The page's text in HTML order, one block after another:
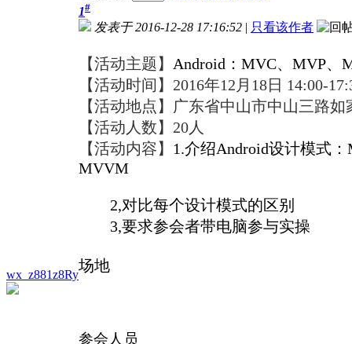
wx_z881z8Ry
1#
发表于 2016-12-28 17:16:52 | 只看该作者
【活动主题】 Android：MVC、MVP、
【活动时间】 2016年12 月 18日 14:00-
【活动地点】广东省中山市中山三路
【活动人数】 20人
【活动内容】 1.介绍Android设计模式
MVVM
2,对比每个设计模式的区别
3,要求参会者带电脑参与实操
场地
参会人员